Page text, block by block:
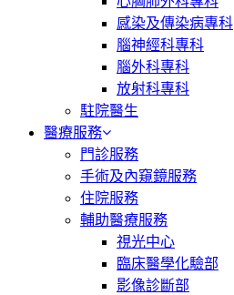
感染及傳染病專科
腦神經科專科
腦外科專科
放射科專科
駐院醫生
醫療服務
門診服務
手術及內窺鏡服務
住院服務
輔助醫療服務
視光中心
臨床醫學化驗部
影像診斷部